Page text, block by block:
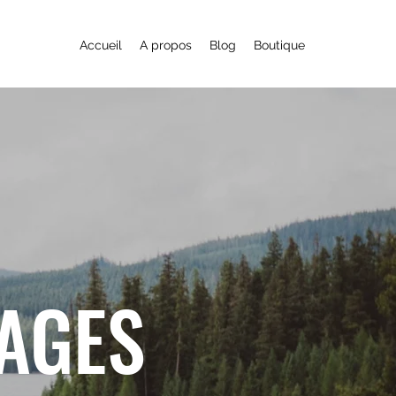
Accueil A propos Blog Boutique